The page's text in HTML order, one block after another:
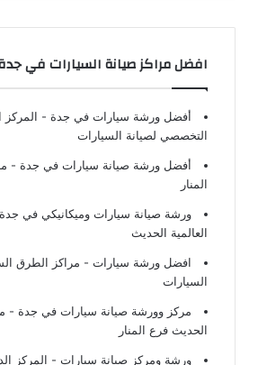
افضل مراكز صيانة السيارات في
أفضل ورشة سيارات في جدة - المركز
التخصصي لصيانة السيارات
أفضل ورشة صيانة سيارات في جدة -
المنار
ورشة صيانة سيارات وميكانيكي في جدة
العالمية الحديث
افضل ورشة سيارات - مراكز الطرق
السيارات
مركز وورشة صيانة سيارات في جدة -
الحديث فرع المنار
ورشة ومركز صيانة سيارات - المركز